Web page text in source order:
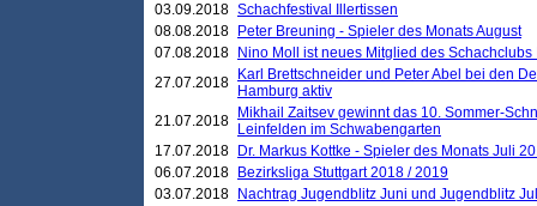
03.09.2018 Schachfestival Illertissen
08.08.2018
Peter Breuning - Spieler des Monats August
07.08.2018
Nino Moll ist neues Mitglied des
27.07.2018
Karl Brettschneider und Peter Abel bei den
Hamburg aktiv
21.07.2018
Mikhail Zaitsev gewinnt das 10. Sommer-
Leinfelden im Schwabengarten
17.07.2018
Dr. Markus Kottke - Spieler des Monats Juli
06.07.2018
Bezirksliga Stuttgart 2018 / 2019
03.07.2018
Nachtrag Jugendblitz Juni und Jugendblitz